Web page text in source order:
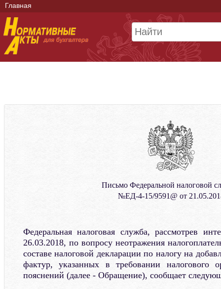
Главная
Письмо Федеральной налоговой
№ЕД-4-15/9591@ от
Федеральная налоговая служба, рассмотрев
26.03.2018, по вопросу неотражения
составе налоговой декларации по налогу на
фактур, указанных в требовании налогового
пояснений (далее - Обращение), сообщает